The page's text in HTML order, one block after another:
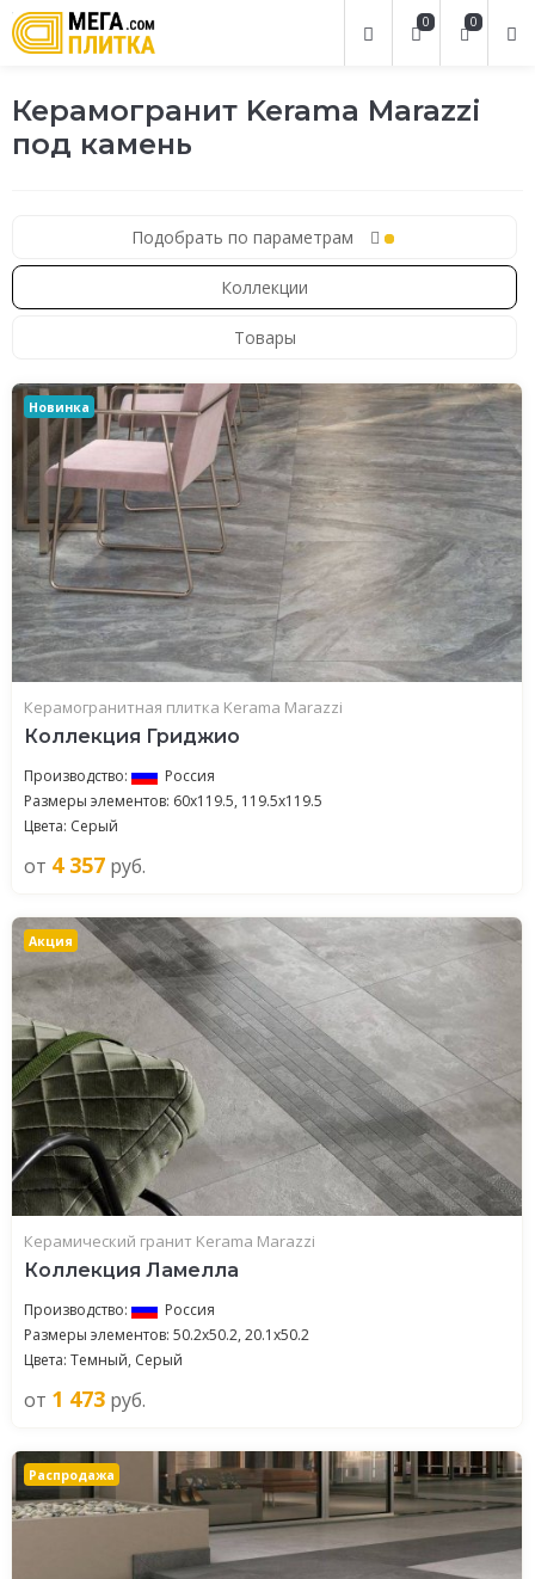
0
0
Керамогранит Kerama Marazzi
под камень
Подобрать по параметрам
Коллекции
Товары
Новинка
Керамогранитная плитка Kerama Marazzi
Коллекция Гриджио
Производство:
Россия
Размеры элементов: 60x119.5, 119.5x119.5
Цвета: Серый
от 4 357 руб.
Акция
Керамический гранит Kerama Marazzi
Коллекция Ламелла
Производство:
Россия
Размеры элементов: 50.2x50.2, 20.1x50.2
Цвета: Темный, Серый
от 1 473 руб.
Распродажа